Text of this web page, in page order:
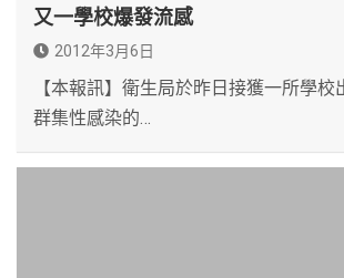
又一學校爆發流感
2012年3月6日
【本報訊】衛生局於昨日接獲一所學
群集性感染的…